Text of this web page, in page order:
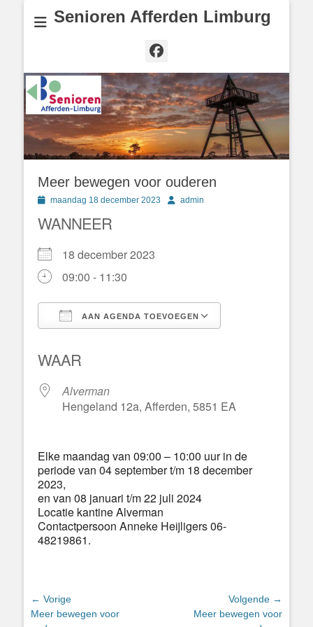
Senioren Afferden Limburg
Facebook
Meer bewegen voor ouderen
Geplaatst
maandag 18 december 2023 Authoradmin
WANNEER
18 december 2023
09:00 - 11:30
AAN AGENDA TOEVOEGEN
WAAR
Alverman
Hengeland 12a, Afferden, 5851 EA
Elke maandag van 09:00 – 10:00 uur in de
periode van 04 september t/m 18 december
2023,
en van 08 januari t/m 22 juli 2024
Locatie kantine Alverman
Contactpersoon Anneke Heijligers 06-
48219861.
Bericht
navigatie
← Vorige
Vorig
Meer bewegen voor
Volgende →
Meer bewegen voor